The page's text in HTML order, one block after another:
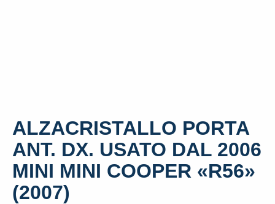
ALZACRISTALLO PORTA
ANT. DX. USATO DAL 2006
MINI MINI COOPER «R56»
(2007)